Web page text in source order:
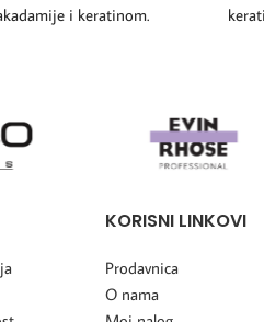
i keratinom.
KORISNI LINKOVI
Prodavnica
O nama